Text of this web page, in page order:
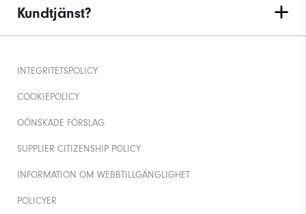
Kundtjänst?
INTEGRITETSPOLICY
COOKIEPOLICY
OÖNSKADE FÖRSLAG
SUPPLIER CITIZENSHIP POLICY
INFORMATION OM WEBBTILLGÄNGLIGHET
POLICYER